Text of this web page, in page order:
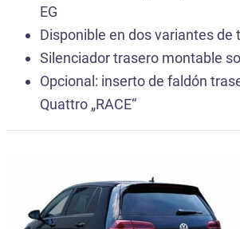
EG
Disponible en dos variantes de
Silenciador trasero montable
Opcional: inserto de faldón
Quattro „RACE“